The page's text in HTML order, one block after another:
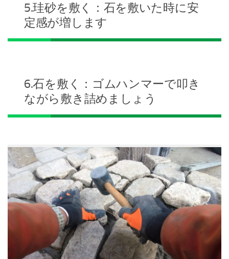
5.珪砂を敷く：石を敷いた時に安
定感が増します
6.石を敷く：ゴムハンマーで叩き
ながら敷き詰めましょう